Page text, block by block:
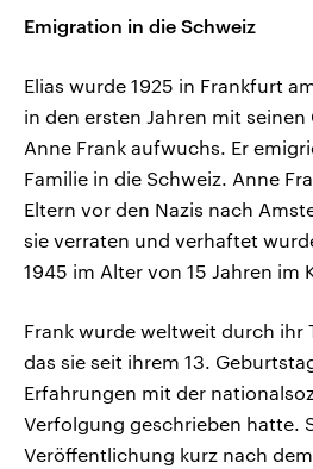
Emigration in die Schweiz
Elias wurde 1925 in Frankfurt
in den ersten Jahren mit
Anne Frank aufwuchs. Er
Familie in die Schweiz. Anne
Eltern vor den Nazis nach
sie verraten und verhaftet
1945 im Alter von 15 Jahren im
Frank wurde weltweit durch ihr
das sie seit ihrem 13.
Erfahrungen mit der
Verfolgung geschrieben hatte.
Veröffentlichung kurz nach